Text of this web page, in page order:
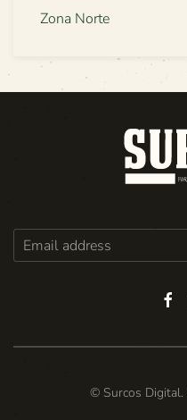
Zona Norte
© Surcos Digital.